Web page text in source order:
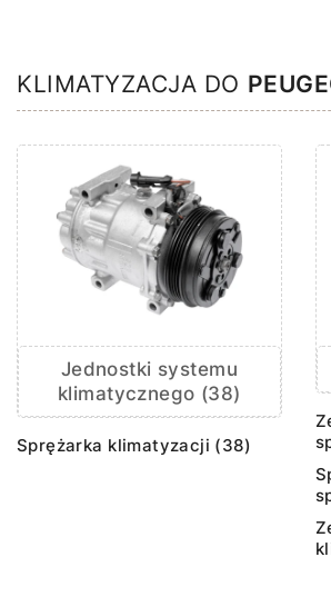
KLIMATYZACJA DO
Jednostki systemu
klimatycznego (38)
Sprężarka klimatyzacji (38)